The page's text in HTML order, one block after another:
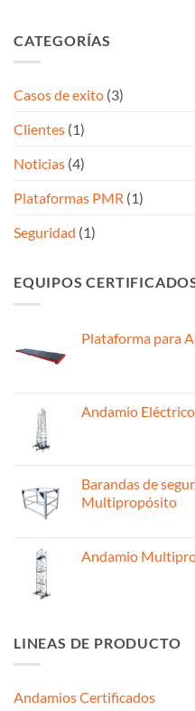
CATEGORÍAS
Casos de exito (3)
Clientes (1)
Noticias (4)
Plataformas PMR (1)
Seguridad (1)
EQUIPOS
Plataforma para
Andamio
Barandas de
Multipropósito
Andamio
LINEAS DE PRODUCTO
Andamios Certificados